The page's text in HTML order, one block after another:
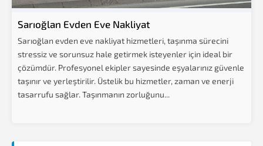
Sarıoğlan Evden Eve Nakliyat
Sarıoğlan evden eve nakliyat hizmetleri, taşınma sürecini
stressiz ve sorunsuz hale getirmek isteyenler için ideal bir
çözümdür. Profesyonel ekipler sayesinde eşyalarınız güvenle
taşınır ve yerleştirilir. Üstelik bu hizmetler, zaman ve enerji
tasarrufu sağlar. Taşınmanın zorluğunu...